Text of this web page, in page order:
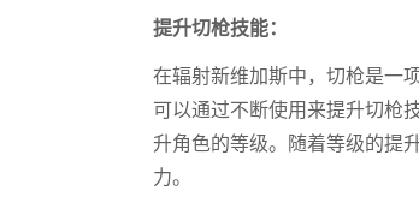
提升切枪技能：
在辐射新维加斯中，切枪是一
可以通过不断使用来提升切枪
升角色的等级。随着等级的提
力。